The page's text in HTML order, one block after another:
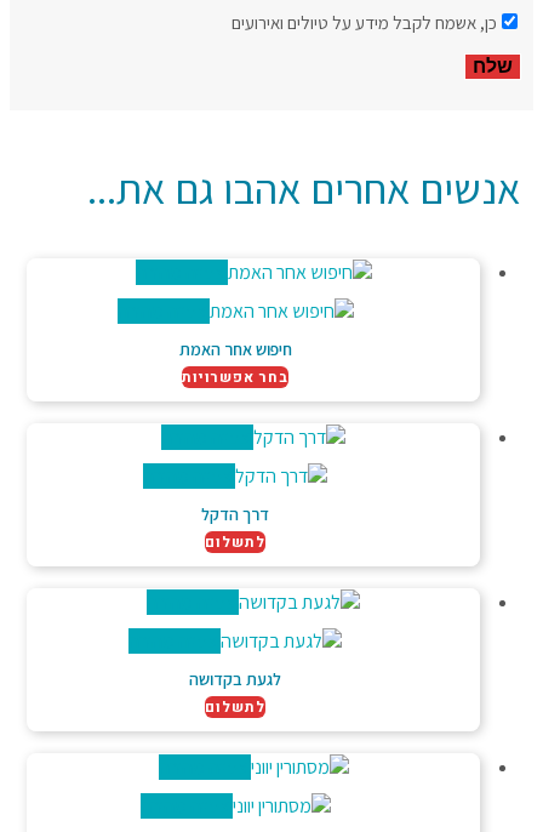
כן, אשמח לקבל מידע על טיולים ואירועים
אנשים אחרים אהבו גם את...
חיפוש אחר האמת
בחר אפשרויות
דרך הדקל
לתשלום
לגעת בקדושה
לתשלום